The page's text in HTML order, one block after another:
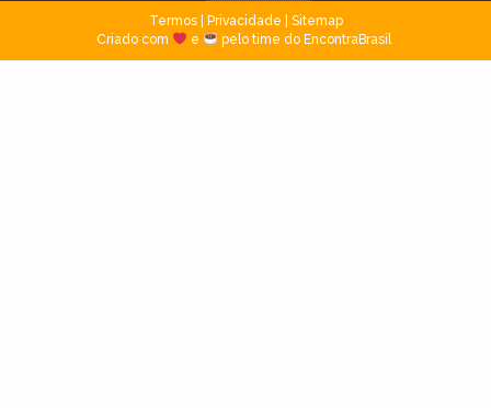
Termos| Privacidade
Sitemap
Criado com
e pelo time do EncontraBrasil